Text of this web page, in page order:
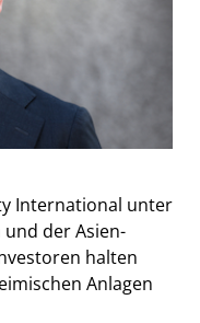
International unter
der Asien-
halten
Anlagen